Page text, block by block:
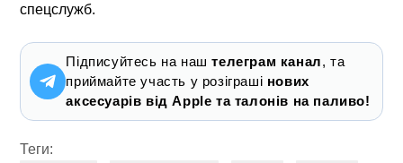
спецслужб.
Підписуйтесь на наштелеграм канал, та
приймайте участь у розіграші нових
аксесуарів від Apple та талонів на паливо!
Теги: